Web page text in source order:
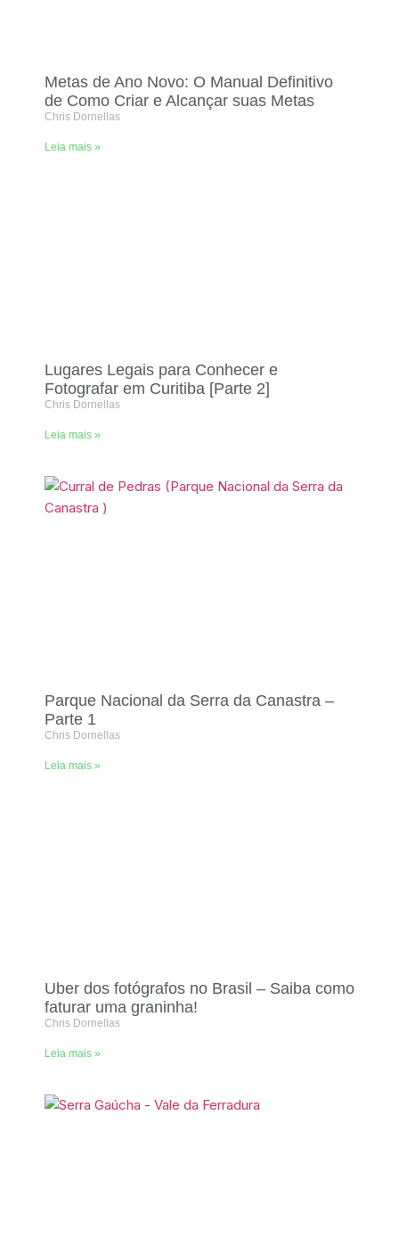
Metas de Ano Novo: O Manual Definitivo
de Como Criar e Alcançar suas Metas
Chris Dornellas
Leia mais »
Lugares Legais para Conhecer e
Fotografar em Curitiba [Parte 2]
Chris Dornellas
Leia mais »
Parque Nacional da Serra da Canastra –
Parte 1
Chris Dornellas
Leia mais »
Uber dos fotógrafos no Brasil – Saiba como
faturar uma graninha!
Chris Dornellas
Leia mais »